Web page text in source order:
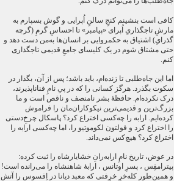
کافی است بنشینم کنجِ سالنِ اُپرایی و گوش بسپارم به
مارشِ تاجگذاریِ اُپرای «پیامبر» تا احساسِ گرمِ (گرچه
گذرایِ) اشتیاق به حکمروایی بر انسان‌ها به‌من دست دهد و
حتی مشتاق شوم در یک کلیسای جامعِ قدیمی تاجگذاری
کنم.
اما این جاه‌طلبی تا زنده‌ام، باید باشد؛ پس از آن، بگذار در
سکوت بگذرد. هرگز کسانی را که در پیِ نامِ فناناپذیرند،
درک نکرده‌ام. حافظۀ بشر نامنصف و ناقص است و ما
بزرگ‌ترین و قدیمی‌ترین نیکوکاران‌مان را فراموش
کرده‌ایم. ارابه را چه‌کسی اختراع کرد؟ پاسکال چرخِ‌دستی
را اختراع کرد و فولتون لکوموتیو را، اما چه‌کسی ارابه را
اختراع کرد؟ هیچ‌کس نمی‌داند.
در عوض، تاریخ نامِ ارابه‌رانِ خشایارشاه را ثبت کرده:
پیترامفِس ، پسرِ اوتانس ، ارابۀ شاهنشاه را می‌رانده است!
و همین‌طور کله‌خرِ خرِفتی که معبد دیانا در اِفسوس را آتش